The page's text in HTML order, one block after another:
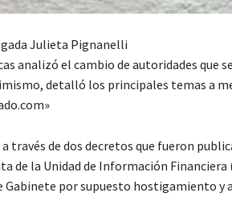
Julieta Pignanelli
analizó el cambio de autoridades que
detalló los principales temas a
a través de dos decretos que fueron
de la Unidad de Información Financiera
Gabinete por supuesto hostigamiento